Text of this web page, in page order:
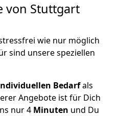
von Stuttgart
wie nur möglich
sind unsere speziellen
Bedarfals
Angebote ist für Dich
nur 4 Minuten und Du